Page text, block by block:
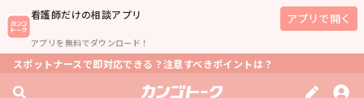
看護師だけの相談アプリ
アプリを無料でダウンロード！
アプリで開く
スポットナースで即対応できる？注意すべきポイントは？